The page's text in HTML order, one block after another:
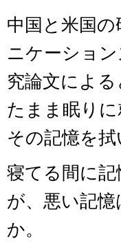
中国と米国
ニケーショ
究論文によ
たまま眠り
その記憶を
寝てる間に
が、悪い記
か。